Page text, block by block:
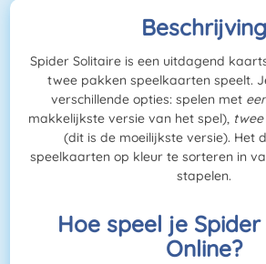
Beschrijving
Spider Solitaire is een uitdagend
twee pakken speelkaarten speelt.
verschillende opties: spelen met
makkelijkste versie van het spel), twee
(dit is de moeilijkste versie). Het
speelkaarten op kleur te sorteren in
stapelen.
Hoe speel je
Online?